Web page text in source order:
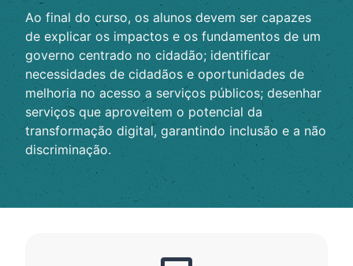
Ao final do curso, os alunos devem ser capazes
de explicar os impactos e os fundamentos de um
governo centrado no cidadão; identificar
necessidades de cidadãos e oportunidades de
melhoria no acesso a serviços públicos; desenhar
serviços que aproveitem o potencial da
transformação digital, garantindo inclusão e a não
discriminação.